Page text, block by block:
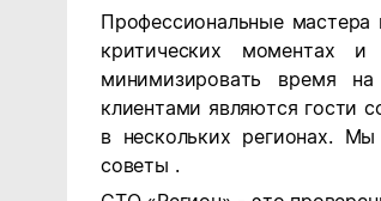
Профессиональные мастера
критических моментах
минимизировать время
клиентами являются гости
в нескольких регионах.
советы .